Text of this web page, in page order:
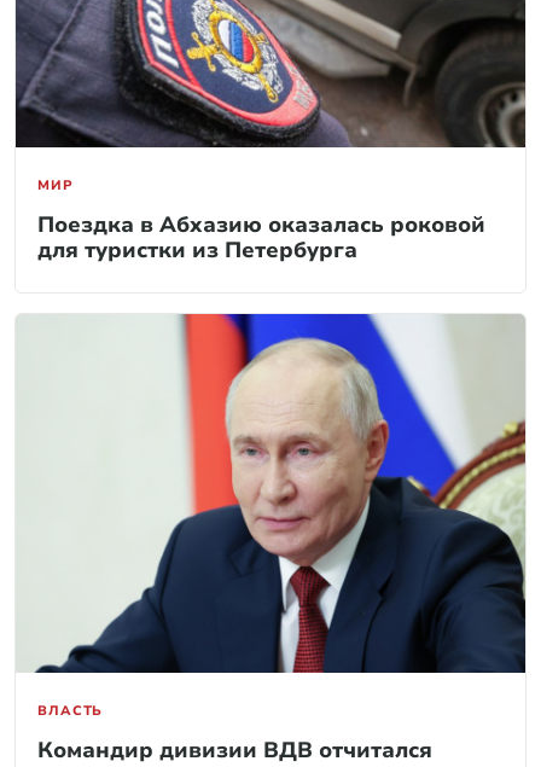
МИР
Поездка в Абхазию оказалась роковой
для туристки из Петербурга
ВЛАСТЬ
Командир дивизии ВДВ отчитался